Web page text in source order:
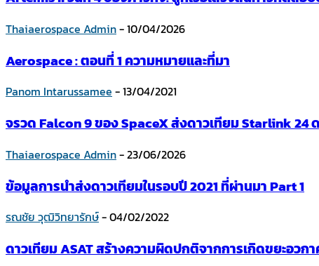
Thaiaerospace Admin-10/04/2026
Aerospace : ตอนที่ 1 ความหมายและที่มา
Panom Intarussamee -13/04/2021
จรวด Falcon 9 ของ SpaceX ส่งดาวเทียม Starlink
Thaiaerospace Admin-23/06/2026
ข้อมูลการนำส่งดาวเทียมในรอบปี 2021 ที่ผ่านมา Part 1
รณชัย วุฒิวิทยารักษ์-04/02/2022
ดาวเทียม ASAT สร้างความผิดปกติจากการเกิดขยะอวก